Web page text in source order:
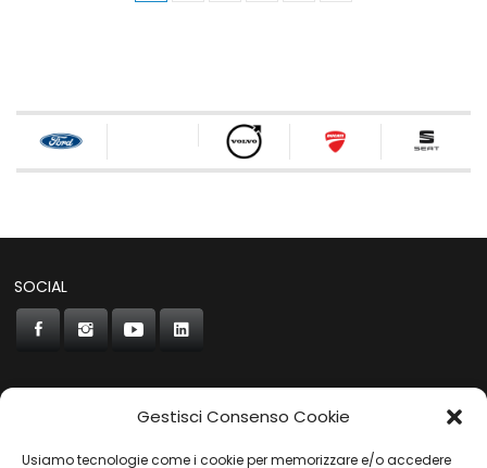
Gestisci Consenso Cookie
Usiamo tecnologie come i cookie per memorizzare e/o accedere
SOCIAL
CONCORDE